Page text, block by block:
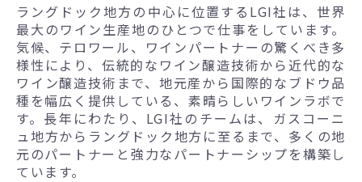
ラングドック地方の中心に位置するLGI社は、世界
最大のワイン生産地のひとつで仕事をしています。
気候、テロワール、ワインパートナーの驚くべき多
様性により、伝統的なワイン醸造技術から近代的な
ワイン醸造技術まで、地元産から国際的なブドウ品
種を幅広く提供している、素晴らしいワインラボで
す。長年にわたり、LGI社のチームは、ガスコーニ
ュ地方からラングドック地方に至るまで、多くの地
元のパートナーと強力なパートナーシップを構築し
ています。